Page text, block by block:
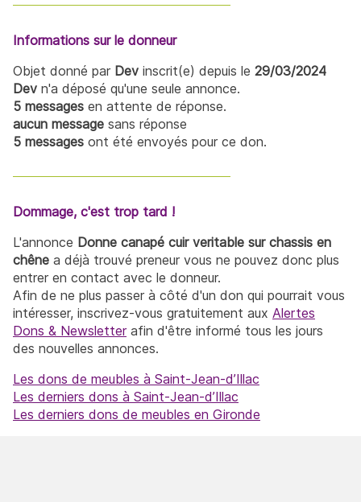
Informations sur le donneur
Objet donné par Dev inscrit(e) depuis le 29/03/2024
Dev n'a déposé qu'une seule annonce.
5 messages en attente de réponse.
aucun message sans réponse
5 messages ont été envoyés pour ce don.
Dommage, c'est trop tard !
L'annonce Donne canapé cuir veritable sur chassis en
chêne a déjà trouvé preneur vous ne pouvez donc plus
entrer en contact avec le donneur.
Afin de ne plus passer à côté d'un don qui pourrait vous
intéresser, inscrivez-vous gratuitement aux Alertes
Dons & Newsletterafin d'être informé tous les jours
des nouvelles annonces.
Les dons de meubles à Saint-Jean-d’Illac
Les derniers dons à Saint-Jean-d’Illac
Les derniers dons de meubles en Gironde